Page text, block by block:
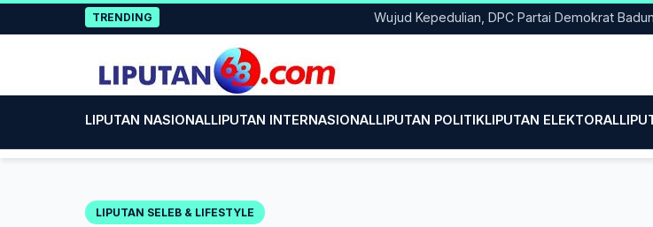
to
TRENDING Wujud Kepedulian, DPC Partai Demokrat Badung
LIPUTAN NASIONALLIPUTAN INTERNASIONALLIPUTAN POLITIKLIPUTAN ELEKTORAL
LIPUTAN SELEB & LIFESTYLE